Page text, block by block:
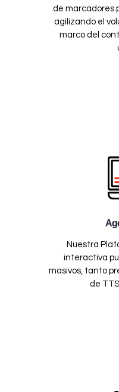
de marcadores
agilizando el
marco del
Nuestra
interactiva
masivos, tanto
de